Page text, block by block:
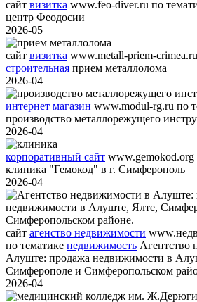
сайт визитка www.feo-diver.ru по
центр Феодосии
2026-05
сайт визитка www.metall-priem-crimea.ru
строительная прием металлолома
2026-04
интернет магазин www.modul-rg.ru по
производство металлорежущего
2026-04
корпоративный сайт www.gemokod.org
клиника "Гемокод" в г. Симферополь
2026-04
сайт агенство недвижимости
по тематике недвижимость Агентство
Алуште: продажа недвижимости в
Симферополе и Симферопольском
2026-04